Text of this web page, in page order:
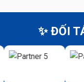
✨ ĐỐI